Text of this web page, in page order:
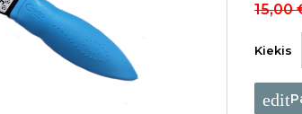
15,00
Kiekis
edit